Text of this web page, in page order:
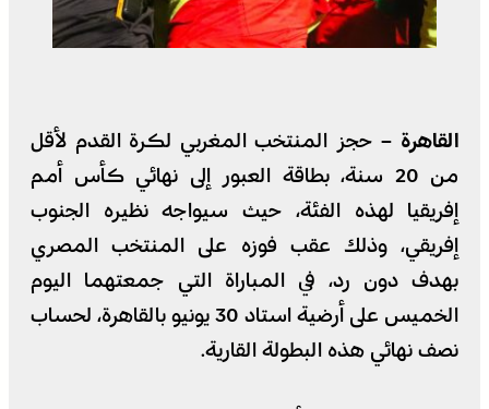
القاهرة –حجز المنتخب المغربي لكرة القدم لأقل
من 20 سنة، بطاقة العبور إلى نهائي كأس أمم
إفريقيا لهذه الفئة، حيث سيواجه نظيره الجنوب
إفريقي، وذلك عقب فوزه على المنتخب المصري
بهدف دون رد، في المباراة التي جمعتهما اليوم
الخميس على أرضية استاد 30 يونيو بالقاهرة، لحساب
نصف نهائي هذه البطولة القارية.